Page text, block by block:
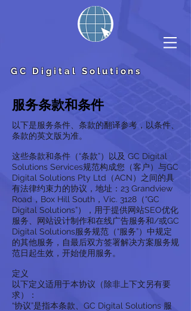
GC Digital Solutions
服务条款和条件
以下是服务条件、条款的翻译参考，以条件、
条款的英文版为准。
这些条款和条件（“条款”）以及 GC Digital
Solutions Services规范构成您（客户）与GC
Digital Solutions Pty Ltd（ACN）之间的具
有法律约束力的协议，地址：23 Grandview
Road，Box Hill South，Vic. 3128（“GC
Digital Solutions”），用于提供网站SEO优化
服务、网站设计制作和在线广告服务和/或GC
Digital Solutions服务规范（“服务”）中规定
的其他服务，自最后双方签署解决方案服务规
范日起生效，开始使用服务。
定义
以下定义适用于本协议（除非上下文另有要
求）：
“协议”是指本条款、GC Digital Solutions 服